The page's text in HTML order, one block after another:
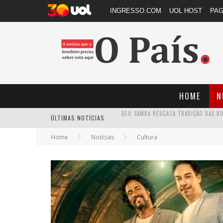
INGRESSO.COM UOL HOST
HOME
ÚLTIMAS NOTÍCIAS
Home Notícias Cultura